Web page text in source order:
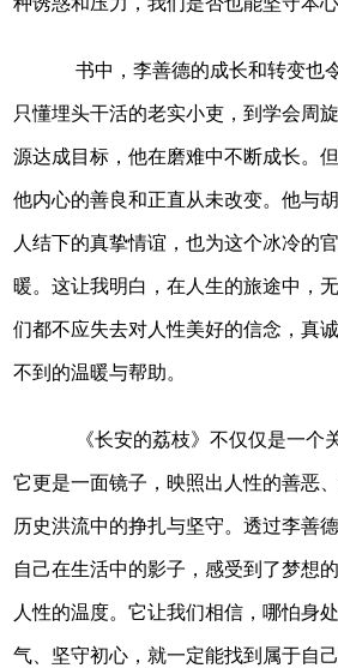
书中，李善德的成长和转变也
只懂埋头干活的老实小吏，到学会周
源达成目标，他在磨难中不断成长。
他内心的善良和正直从未改变。他与
人结下的真挚情谊，也为这个冰冷的
暖。这让我明白，在人生的旅途中，
们都不应失去对人性美好的信念，真
不到的温暖与帮助。
《长安的荔枝》不仅仅是一个
它更是一面镜子，映照出人性的善恶
历史洪流中的挣扎与坚守。透过李善
自己在生活中的影子，感受到了梦想
人性的温度。它让我们相信，哪怕身
气、坚守初心，就一定能找到属于自己